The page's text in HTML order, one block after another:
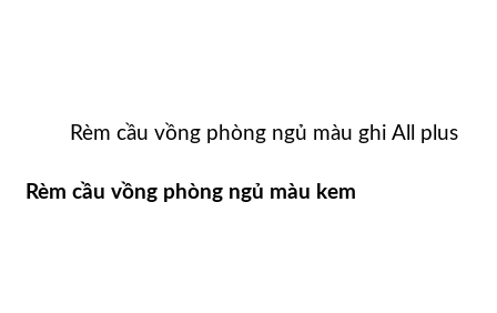
Rèm cầu vồng phòng ngủ màu ghi All plus
Rèm cầu vồng phòng ngủ màu kem